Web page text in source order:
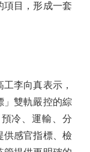
項目，形成一套
李向真表示，
」雙軌嚴控的綜
冷、運輸、分
供感官指標、檢